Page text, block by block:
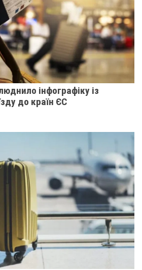
інфографіку із
до країн ЄС